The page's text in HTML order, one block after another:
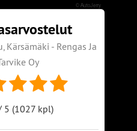
© AutoJerry